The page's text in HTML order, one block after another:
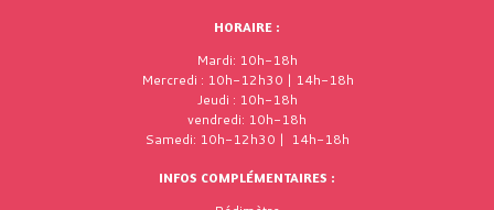
HORAIRE :
Mardi: 10h-18h
Mercredi : 10h-12h30 | 14h-18h
Jeudi : 10h-18h
vendredi: 10h-18h
Samedi: 10h-12h30 | 14h-18h
INFOS COMPLÉMENTAIRES :